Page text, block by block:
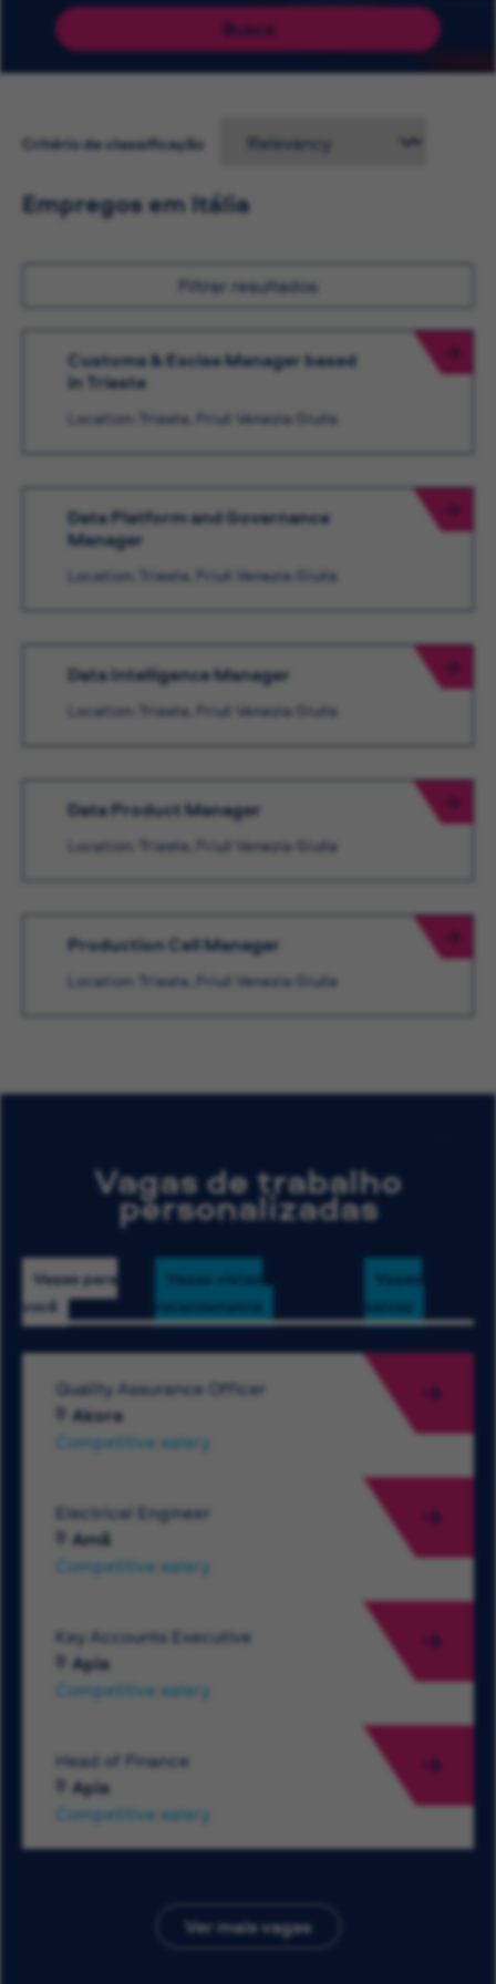
Busca
Critério de classificação
Empregos em Itália
Filtrar resultados
Customs & Excise Manager based
in Trieste
Location: Trieste, Friuli Venezia Giulia
Data Platform and Governance
Manager
Location: Trieste, Friuli Venezia Giulia
Data Intelligence Manager
Location: Trieste, Friuli Venezia Giulia
Data Product Manager
Location: Trieste, Friuli Venezia Giulia
Production Cell Manager
Location: Trieste, Friuli Venezia Giulia
Vagas de trabalho
personalizadas
Vagas para
você
Vagas vistas
recentemente
Vagas
salvas
Quality Assurance Officer
Akora
Competitive salary
Electrical Engineer
Amã
Competitive salary
Key Accounts Executive
Apia
Competitive salary
Head of Finance
Apia
Competitive salary
Ver mais vagas